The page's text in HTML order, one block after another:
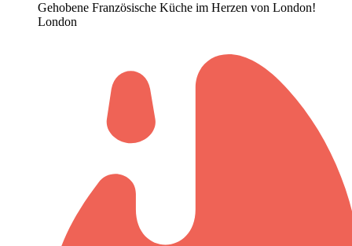
Gehobene Französische Küche im Herzen von London!
London